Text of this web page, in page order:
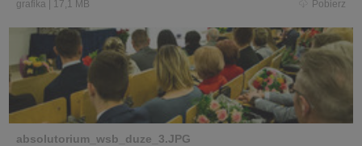
grafika 17,1 MB Pobierz
absolutorium_wsb_duze_3.JPG